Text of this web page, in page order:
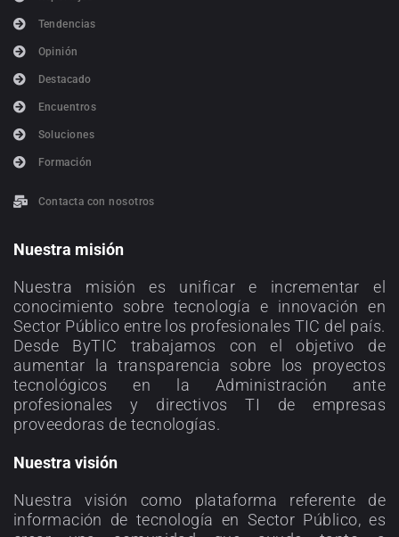
Tendencias
Opinión
Destacado
Encuentros
Soluciones
Formación
Contacta con nosotros
Nuestra misión
Nuestra misión es unificar e incrementar el
conocimiento sobre tecnología e innovación en
Sector Público entre los profesionales TIC del país.
Desde ByTIC trabajamos con el objetivo de
aumentar la transparencia sobre los proyectos
tecnológicos en la Administración ante
profesionales y directivos TI de empresas
proveedoras de tecnologías.
Nuestra visión
Nuestra visión como plataforma referente de
información de tecnología en Sector Público, es